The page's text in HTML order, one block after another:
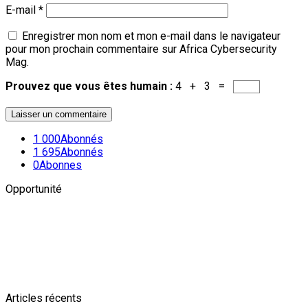
E-mail *
Enregistrer mon nom et mon e-mail dans le navigateur
pour mon prochain commentaire sur Africa Cybersecurity
Mag.
Prouvez que vous êtes humain : 4 + 3 =
1 000Abonnés
1 695Abonnés
0Abonnes
Opportunité
Articles récents